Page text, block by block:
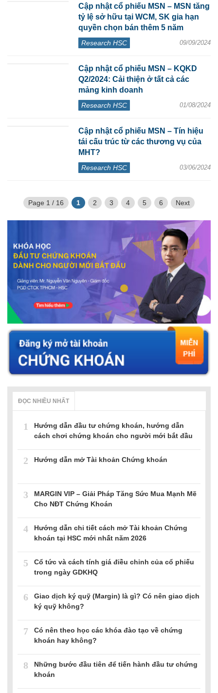
Cập nhật cổ phiếu MSN – MSN tăng
tỷ lệ sở hữu tại WCM, SK gia hạn
quyền chọn bán thêm 5 năm
Research HSC 09/09/2024
Cập nhật cổ phiếu MSN – KQKD
Q2/2024: Cải thiện ở tất cả các
mảng kinh doanh
Research HSC 01/08/2024
Cập nhật cổ phiếu MSN – Tín hiệu
tái cấu trúc từ các thương vụ của
MHT?
Research HSC 03/06/2024
Page 1 / 16 1 2 3 4 5 6 Next
ĐỌC NHIỀU NHẤT
1
Hướng dẫn đầu tư chứng khoán, hướng dẫn
cách chơi chứng khoán cho người mới bắt đầu
2 Hướng dẫn mở Tài khoản Chứng khoán
3
MARGIN VIP – Giải Pháp Tăng Sức Mua Mạnh Mẽ
Cho NĐT Chứng Khoán
4
Hướng dẫn chi tiết cách mở Tài khoản Chứng
khoán tại HSC mới nhất năm 2026
5
Cổ tức và cách tính giá điều chỉnh của cổ phiếu
trong ngày GDKHQ
6
Giao dịch ký quỹ (Margin) là gì? Có nên giao dịch
ký quỹ không?
7
Có nên theo học các khóa đào tạo về chứng
khoán hay không?
8
Những bước đầu tiên để tiến hành đầu tư chứng
khoán